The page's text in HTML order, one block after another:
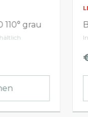
110° grau